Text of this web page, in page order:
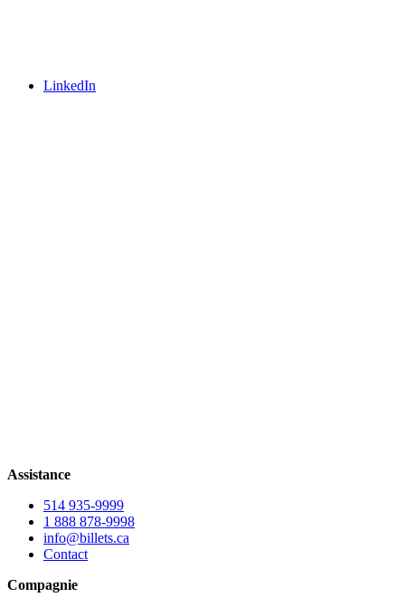
LinkedIn
Assistance
514 935-9999
1 888 878-9998
info@billets.ca
Contact
Compagnie